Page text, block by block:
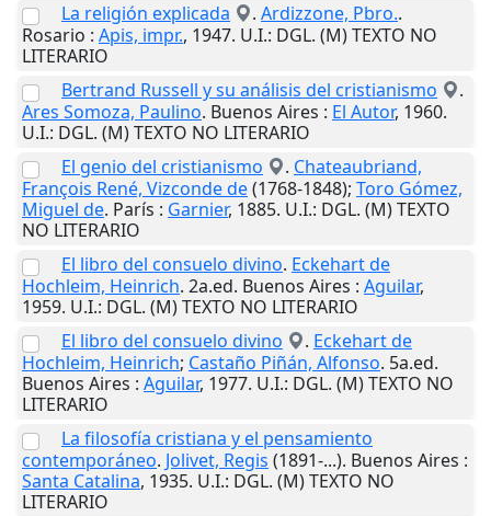
La religión explicada
. Ardizzone, Pbro..
Rosario : Apis, impr., 1947. U.I.: DGL. (M) TEXTO NO
LITERARIO
Bertrand Russell y su análisis del cristianismo
.
Ares Somoza, Paulino. Buenos Aires : El Autor, 1960.
U.I.: DGL. (M) TEXTO NO LITERARIO
El genio del cristianismo
. Chateaubriand,
François René, Vizconde de(1768-1848); Toro Gómez,
Miguel de. París : Garnier, 1885. U.I.: DGL. (M) TEXTO
NO LITERARIO
El libro del consuelo divino. Eckehart de
Hochleim, Heinrich. 2a.ed. Buenos Aires : Aguilar,
1959. U.I.: DGL. (M) TEXTO NO LITERARIO
El libro del consuelo divino
. Eckehart de
Hochleim, Heinrich; Castaño Piñán, Alfonso. 5a.ed.
Buenos Aires : Aguilar, 1977. U.I.: DGL. (M) TEXTO NO
LITERARIO
La filosofía cristiana y el pensamiento
contemporáneo. Jolivet, Regis (1891-...). Buenos Aires :
Santa Catalina, 1935. U.I.: DGL. (M) TEXTO NO
LITERARIO